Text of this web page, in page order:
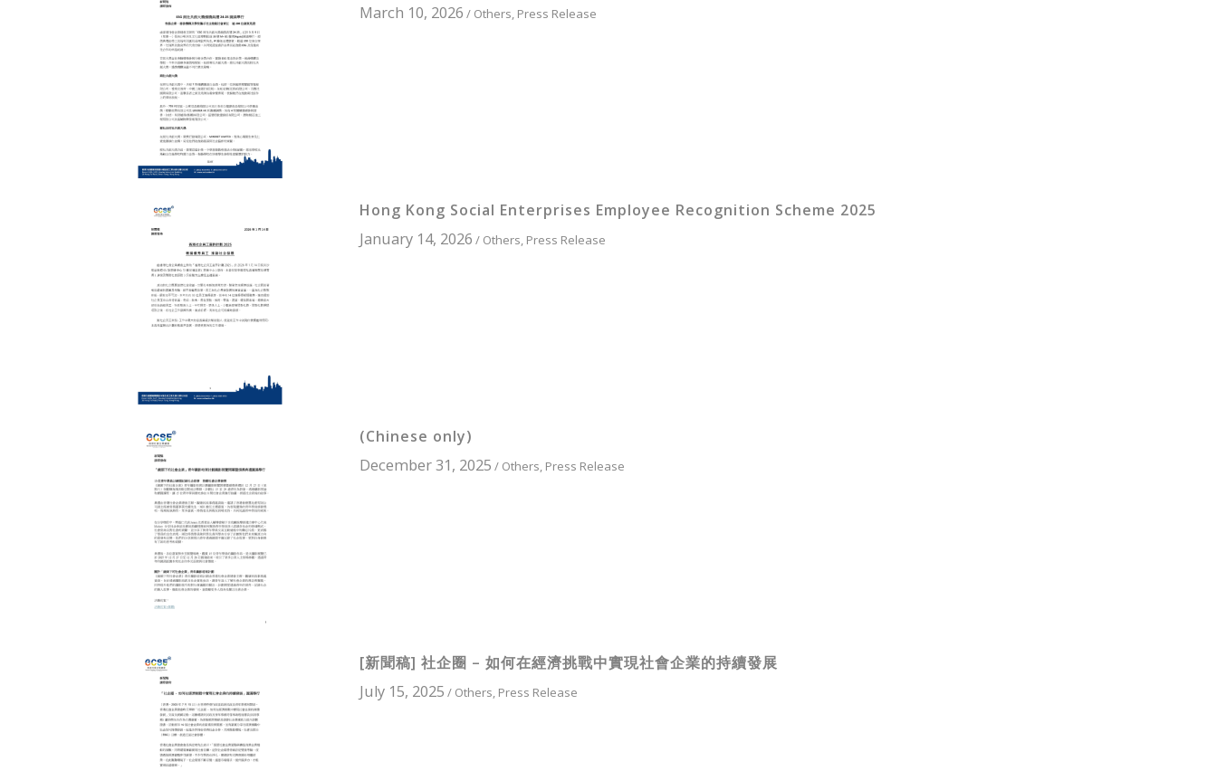
March 10, 2026 / Others, Press Release
Hong Kong Social Enterprises Employee Recognition Scheme 2025
January 14, 2026 / Others, Press Release
(Chinese only)
December 31, 2025 / Others, Press Release
[新聞稿] 社企圈 – 如何在經濟挑戰中實現社會企業的持續發展
July 15, 2025 / Others, Press Release